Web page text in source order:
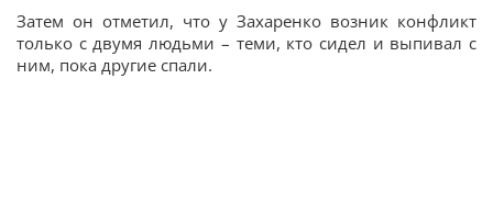
Затем он отметил, что у Захаренко возник конфликт
только с двумя людьми – теми, кто сидел и выпивал с
ним, пока другие спали.